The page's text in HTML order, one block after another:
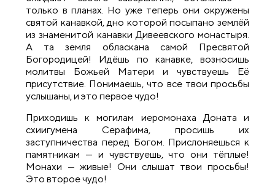
только в планах. Но уже теперь они окружены
святой канавкой, дно которой посыпано землёй
из знаменитой канавки Дивеевского монастыря.
А та земля обласкана самой Пресвятой
Богородицей! Идёшь по канавке, возносишь
молитвы Божьей Матери и чувствуешь Её
присутствие. Понимаешь, что все твои просьбы
услышаны, и это первое чудо!
Приходишь к могилам иеромонаха Доната и
схиигумена Серафима, просишь их
заступничества перед Богом. Прислоняешься к
памятникам — и чувствуешь, что они тёплые!
Монахи — живые! Они слышат твои просьбы!
Это второе чудо!